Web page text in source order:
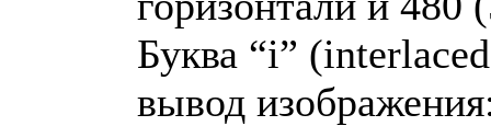
Буква “i”
вывод